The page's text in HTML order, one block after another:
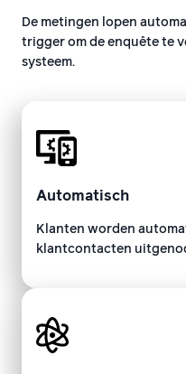
De metingen lopen
trigger om de enquête te
systeem.
Automatisch
Klanten worden
klantcontacten